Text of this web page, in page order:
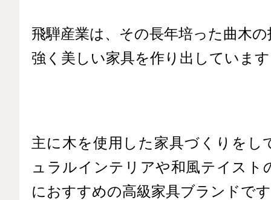
飛騨産業は、その長年培った曲木
強く美しい家具を作り出していま
主に木を使用した家具づくりをし
ュラルインテリアや和風テイスト
におすすめの高級家具ブランドで